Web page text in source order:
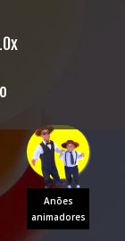
Anões
animadores